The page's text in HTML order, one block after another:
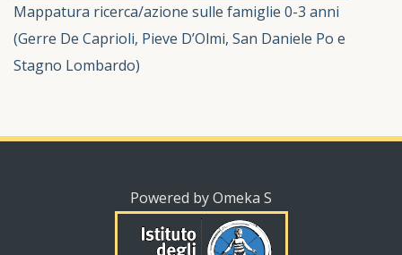
Mappatura ricerca/azione sulle famiglie 0-3 anni
(Gerre De Caprioli, Pieve D’Olmi, San Daniele Po e
Stagno Lombardo)
Powered by Omeka S